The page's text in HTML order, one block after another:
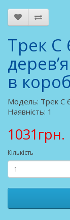
Трек C
в
Модель: Трек C
Наявність: 1
1031грн.
Кількість